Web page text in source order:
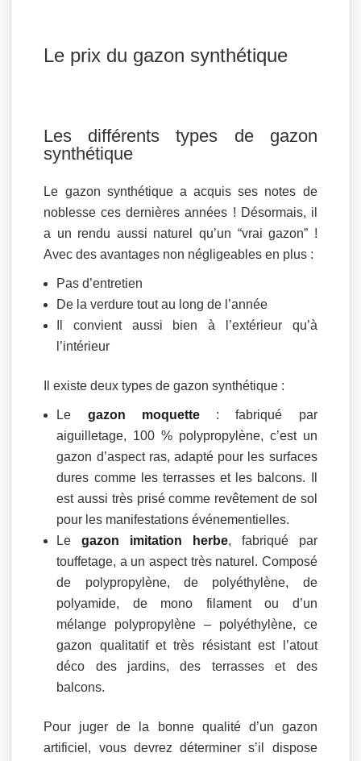
Le prix du gazon synthétique
Les différents types de gazon
synthétique
Le gazon synthétique a acquis ses notes de
noblesse ces dernières années ! Désormais, il
a un rendu aussi naturel qu’un “vrai gazon” !
Avec des avantages non négligeables en plus :
Pas d’entretien
De la verdure tout au long de l’année
Il convient aussi bien à l’extérieur qu’à
l’intérieur
Il existe deux types de gazon synthétique :
Le gazon moquette: fabriqué par
aiguilletage, 100 % polypropylène, c’est un
gazon d’aspect ras, adapté pour les surfaces
dures comme les terrasses et les balcons. Il
est aussi très prisé comme revêtement de sol
pour les manifestations événementielles.
Legazon imitation herbe, fabriqué par
touffetage, a un aspect très naturel. Composé
de polypropylène, de polyéthylène, de
polyamide, de mono filament ou d’un
mélange polypropylène – polyéthylène, ce
gazon qualitatif et très résistant est l’atout
déco des jardins, des terrasses et des
balcons.
Pour juger de la bonne qualité d’un gazon
artificiel, vous devrez déterminer s’il dispose